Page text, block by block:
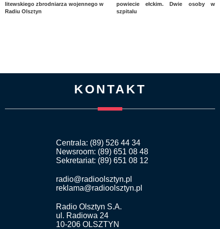
litewskiego zbrodniarza wojennego w
Radiu Olsztyn
powiecie ełckim. Dwie osoby w
szpitalu
KONTAKT
Centrala: (89) 526 44 34
Newsroom: (89) 651 08 48
Sekretariat: (89) 651 08 12
radio@radioolsztyn.pl
reklama@radioolsztyn.pl
Radio Olsztyn S.A.
ul. Radiowa 24
10-206 OLSZTYN